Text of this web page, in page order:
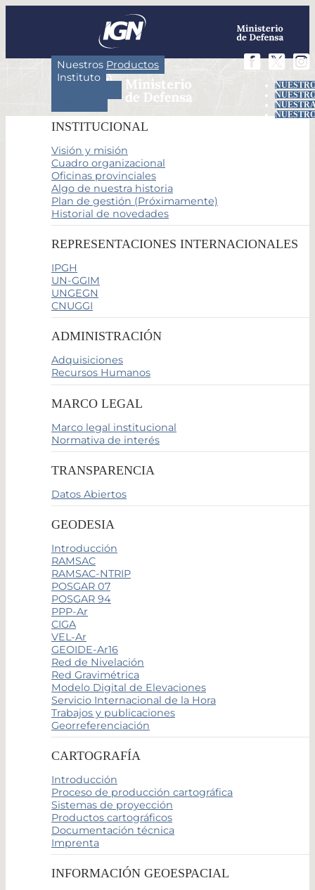
Nuestros Productos
Instituto
INSTITUCIONAL
Visión y misión
Cuadro organizacional
Oficinas provinciales
Algo de nuestra historia
Plan de gestión (Próximamente)
Historial de novedades
REPRESENTACIONES INTERNACIONALES
IPGH
UN-GGIM
UNGEGN
CNUGGI
ADMINISTRACIÓN
Adquisiciones
Recursos Humanos
MARCO LEGAL
Marco legal institucional
Normativa de interés
TRANSPARENCIA
Datos Abiertos
GEODESIA
Introducción
RAMSAC
RAMSAC-NTRIP
POSGAR 07
POSGAR 94
PPP-Ar
CIGA
VEL-Ar
GEOIDE-Ar16
Red de Nivelación
Red Gravimétrica
Modelo Digital de Elevaciones
Servicio Internacional de la Hora
Trabajos y publicaciones
Georreferenciación
CARTOGRAFÍA
Introducción
Proceso de producción cartográfica
Sistemas de proyección
Productos cartográficos
Documentación técnica
Imprenta
INFORMACIÓN GEOESPACIAL